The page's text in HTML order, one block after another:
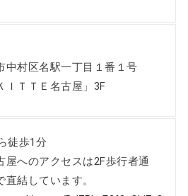
中村区名駅一丁目１番１号
ＩＴＴＥ名古屋」3F
徒歩1分
屋へのアクセスは2F歩行者通
結しています。